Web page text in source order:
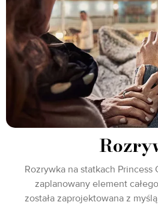
Rozrywka na statkach
zaplanowany element
została zaprojektowana z